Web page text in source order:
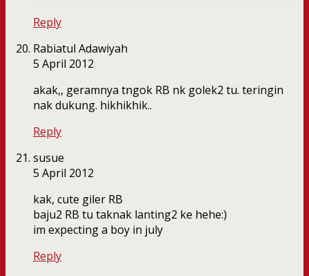
Reply
Rabiatul Adawiyah
5 April 2012
akak,, geramnya tngok RB nk golek2 tu. teringin
nak dukung. hikhikhik..
Reply
susue
5 April 2012
kak, cute giler RB
baju2 RB tu taknak lanting2 ke hehe:)
im expecting a boy in july
Reply